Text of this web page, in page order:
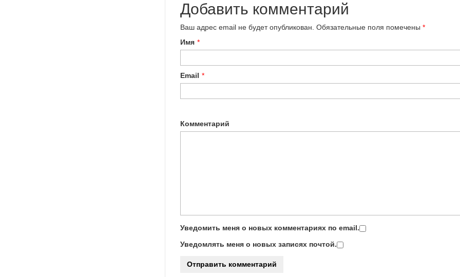
Добавить комментарий
Ваш адрес email не будет опубликован. Обязательные поля помечены *
Имя *
Email *
Комментарий
Уведомить меня о новых комментариях по email.
Уведомлять меня о новых записях почтой.